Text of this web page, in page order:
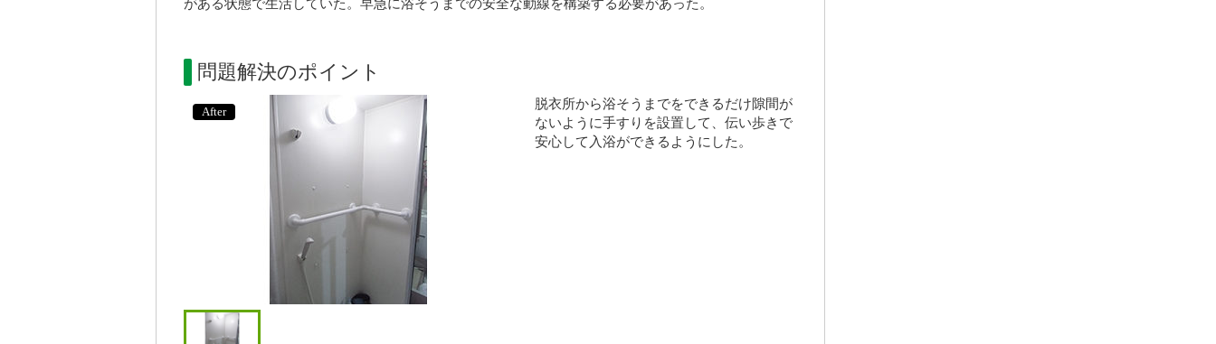
がある状態で生活していた。早急に浴そうまでの安全な動線を構築する必要があった。
問題解決のポイント
After
脱衣所から浴そうまでをできるだけ隙間が
ないように手すりを設置して、伝い歩きで
安心して入浴ができるようにした。